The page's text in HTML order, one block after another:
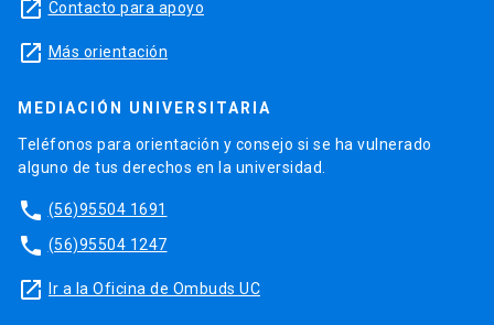
launch Contacto para apoyo
launch Más orientación
MEDIACIÓN UNIVERSITARIA
Teléfonos para orientación y consejo si se ha vulnerado
alguno de tus derechos en la universidad.
phone (56)95504 1691
phone (56)95504 1247
launch Ir a la Oficina de Ombuds UC